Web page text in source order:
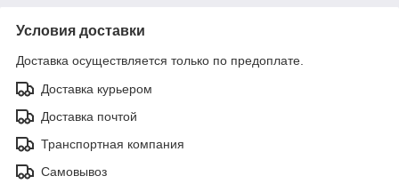
Условия доставки
Доставка осуществляется только по предоплате.
Доставка курьером
Доставка почтой
Транспортная компания
Самовывоз